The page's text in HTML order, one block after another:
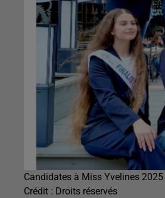
Candidates à Miss Yvelines 2025
Crédit : Droits réservés